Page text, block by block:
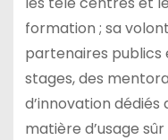
formation ; sa
partenaires publics
stages, des
d’innovation
matière d’usage